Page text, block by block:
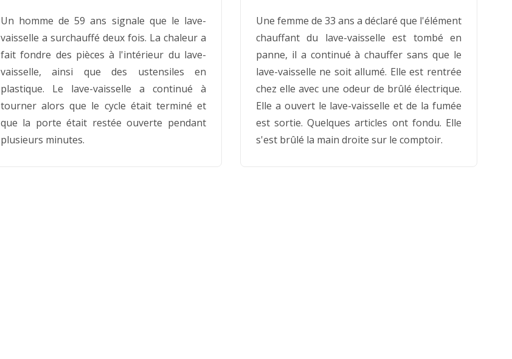
Un homme de 59 ans signale que le lave-
vaisselle a surchauffé deux fois. La chaleur a
fait fondre des pièces à l'intérieur du lave-
vaisselle, ainsi que des ustensiles en
plastique. Le lave-vaisselle a continué à
tourner alors que le cycle était terminé et
que la porte était restée ouverte pendant
plusieurs minutes.
Une femme de 33 ans a déclaré que l'élément
chauffant du lave-vaisselle est tombé en
panne, il a continué à chauffer sans que le
lave-vaisselle ne soit allumé. Elle est rentrée
chez elle avec une odeur de brûlé électrique.
Elle a ouvert le lave-vaisselle et de la fumée
est sortie. Quelques articles ont fondu. Elle
s'est brûlé la main droite sur le comptoir.